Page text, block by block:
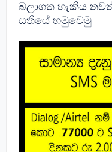
බලාගත හැකිය
සතියේ හමුවෙමු